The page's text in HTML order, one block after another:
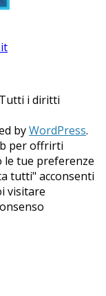
i diritti
byWordPress.
per offrirti
le tue preferenze
tutti" acconsenti
visitare